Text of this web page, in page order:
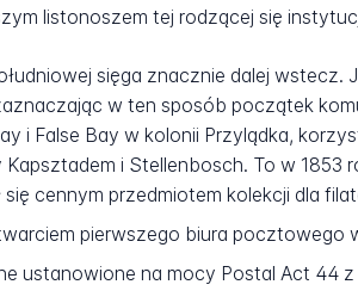
listonoszem tej rodzącej się
sięga znacznie dalej
w ten sposób początek
i False Bay w kolonii Przylądka,
i Stellenbosch. To w 1853
cennym przedmiotem kolekcji dla
pierwszego biura pocztowego
ustanowione na mocy Postal Act 44